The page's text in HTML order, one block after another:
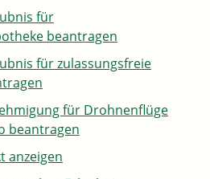
für
beantragen
für zulassungsfreie
für Drohnenflüge
beantragen
anzeigen